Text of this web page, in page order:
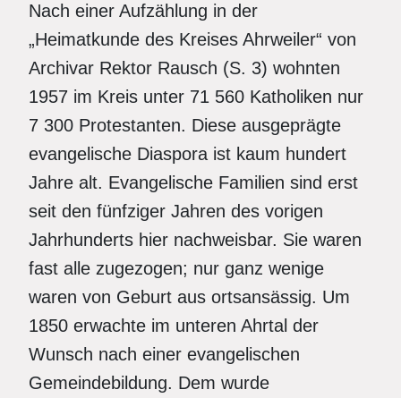
Nach einer Aufzählung in der
„Heimatkunde des Kreises Ahrweiler“ von
Archivar Rektor Rausch (S. 3) wohnten
1957 im Kreis unter 71 560 Katholiken nur
7 300 Protestanten. Diese ausgeprägte
evangelische Diaspora ist kaum hundert
Jahre alt. Evangelische Familien sind erst
seit den fünfziger Jahren des vorigen
Jahrhunderts hier nachweisbar. Sie waren
fast alle zugezogen; nur ganz wenige
waren von Geburt aus ortsansässig. Um
1850 erwachte im unteren Ahrtal der
Wunsch nach einer evangelischen
Gemeindebildung. Dem wurde